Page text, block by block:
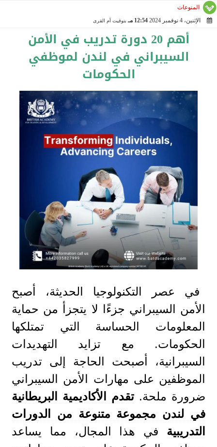
المنوعات
الإثنين، 4 نوفمبر 2024
12:54 مـ بتوقيت أم القرى
أهم 20 دورة تدريب في الأمن
السيبراني في لندن لموظفي
الحكومات
في عصر التكنولوجيا الحديثة، أصبح
الأمن السيبراني جزءًا لا يتجزأ من حماية
المعلومات الحساسة التي تمتلكها
الحكومات. مع تزايد التهديدات
السيبرانية، أصبحت الحاجة إلى تدريب
الموظفين على مهارات الأمن السيبراني
ضرورة ملحة. تقدم الأكاديمية البريطانية
في لندن مجموعة متنوعة من الدورات
التدريبية في هذا المجال، مما يساعد